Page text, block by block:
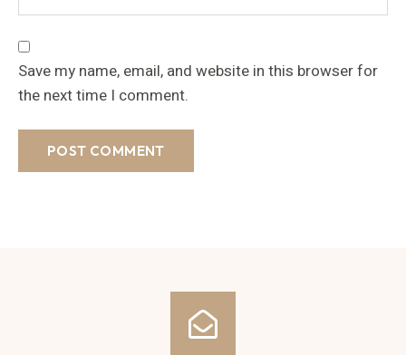
Save my name, email, and website in this browser for
the next time I comment.